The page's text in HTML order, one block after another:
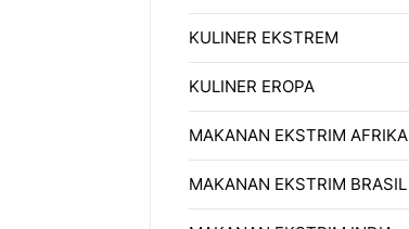
KULINER EKSTREM
KULINER EROPA
MAKANAN EKSTRIM AFRIKA
MAKANAN EKSTRIM BRASIL